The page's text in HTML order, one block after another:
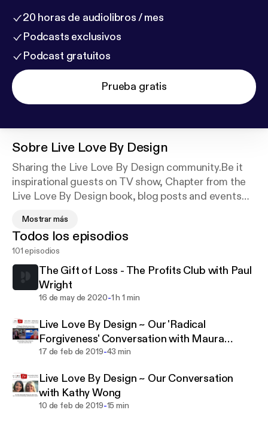
20 horas de audiolibros / mes
Podcasts exclusivos
Podcast gratuitos
Prueba gratis
Sobre Live Love By Design
Sharing the Live Love By Design community.Be it
inspirational guests on TV show, Chapter from the
Live Love By Design book, blog posts and events
episodes from Karen and Kaz's Inspiring Pearls of
Wisdom radio show. ~ Enjoy
Mostrar más
Todos los episodios
101 episodios
The Gift of Loss - The Profits Club with Paul
Wright
16 de may de 2020-1 h 1 min
Live Love By Design ~ Our 'Radical
Forgiveness' Conversation with Maura
Sweeney
17 de feb de 2019-43 min
Live Love By Design ~ Our Conversation
with Kathy Wong
10 de feb de 2019-15 min